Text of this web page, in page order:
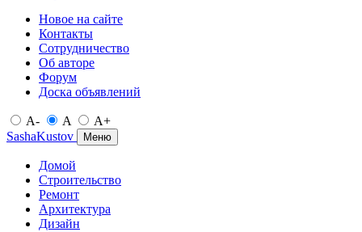
Новое на сайте
Контакты
Сотрудничество
Об авторе
Форум
Доска объявлений
A- A
A+
SashaKustov
Меню
Домой
Строительство
Ремонт
Архитектура
Дизайн